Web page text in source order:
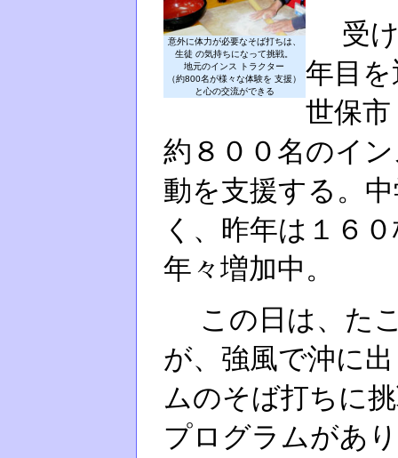
意外に体力が必要なそば打ちは、
生徒 の気持ちになって挑戦。
地元のインス トラクター
（約800名が様々な体験を 支援）
と心の交流ができる
受け
年目
世保
約８００名のイ
動を支援する。
く、昨年は１６
年々増加中。
この日は、た
が、強風で沖に
ムのそば打ちに
プログラムがあ